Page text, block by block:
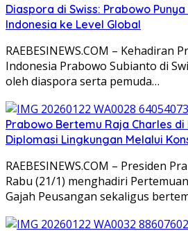
Diaspora di Swiss: Prabowo
Indonesia ke Level Global
RAEBESINEWS.COM – Kehadiran
Indonesia Prabowo Subianto di
oleh diaspora serta pemuda…
Prabowo Bertemu Raja Charles
Diplomasi Lingkungan Melalui
RAEBESINEWS.COM – Presiden
Rabu (21/1) menghadiri
Gajah Peusangan sekaligus